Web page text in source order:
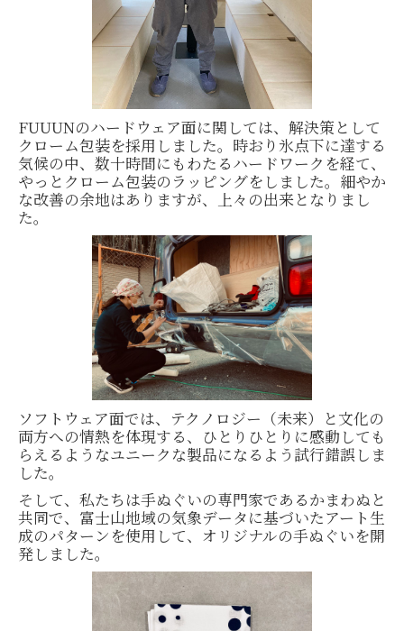
FUUUNのハードウェア面に関しては、解決策として
クローム包装を採用しました。時おり氷点下に達する
気候の中、数十時間にもわたるハードワークを経て、
やっとクローム包装のラッピングをしました。細やか
な改善の余地はありますが、上々の出来となりまし
た。
ソフトウェア面では、テクノロジー（未来）と文化の
両方への情熱を体現する、ひとりひとりに感動しても
らえるようなユニークな製品になるよう試行錯誤しま
した。
そして、私たちは手ぬぐいの専門家であるかまわぬと
共同で、富士山地域の気象データに基づいたアート生
成のパターンを使用して、オリジナルの手ぬぐいを開
発しました。